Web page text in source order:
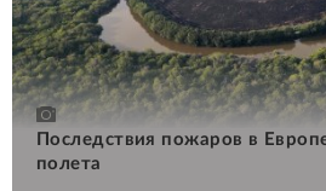
Последствия пожаров в
полета